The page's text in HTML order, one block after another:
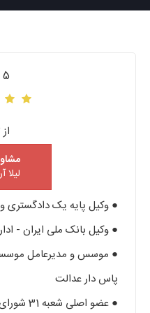
5 امتیاز
از 2 نظر
لیلا
● وکیل پایه یک دادگستری
● وکیل بانک ملی ایران -
● موسس و مدیرعامل
پاس دار عدالت
● عضو اصلی شعبه 31 شورای حل اختلاف همدان